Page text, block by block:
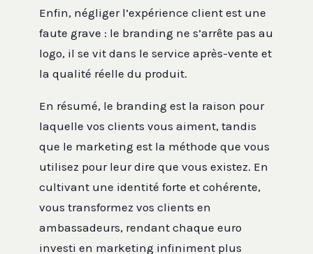
Enfin, négliger l’expérience client est une
faute grave : le branding ne s’arrête pas au
logo, il se vit dans le service après-vente et
la qualité réelle du produit.
En résumé, le branding est la raison pour
laquelle vos clients vous aiment, tandis
que le marketing est la méthode que vous
utilisez pour leur dire que vous existez. En
cultivant une identité forte et cohérente,
vous transformez vos clients en
ambassadeurs, rendant chaque euro
investi en marketing infiniment plus